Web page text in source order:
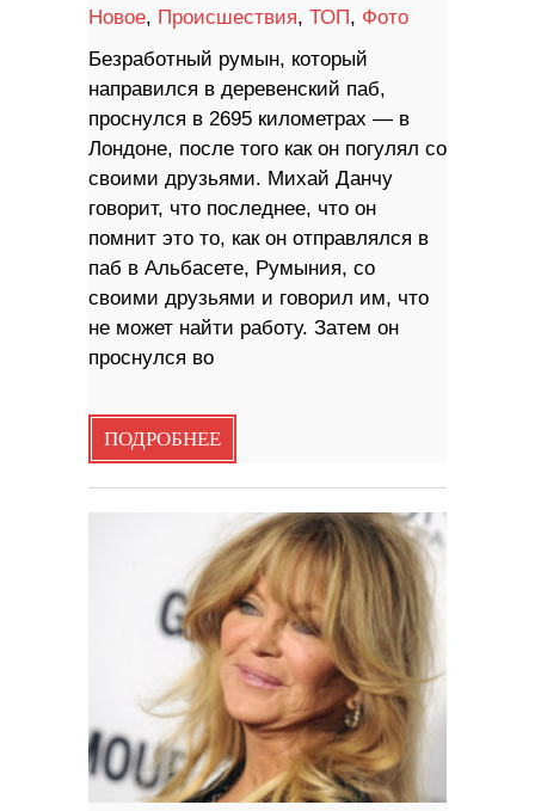
Новое, Происшествия, ТОП, Фото
Безработный румын, который
направился в деревенский паб,
проснулся в 2695 километрах — в
Лондоне, после того как он погулял со
своими друзьями. Михай Данчу
говорит, что последнее, что он
помнит это то, как он отправлялся в
паб в Альбасете, Румыния, со
своими друзьями и говорил им, что
не может найти работу. Затем он
проснулся во
ПОДРОБНЕЕ